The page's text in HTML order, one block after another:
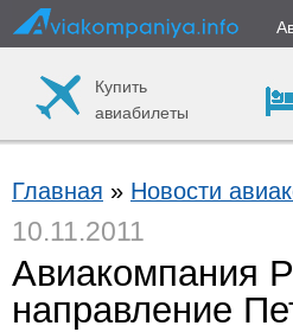
Купить
авиабилеты
Главная » Новости
10.11.2011
Авиакомпания
направление